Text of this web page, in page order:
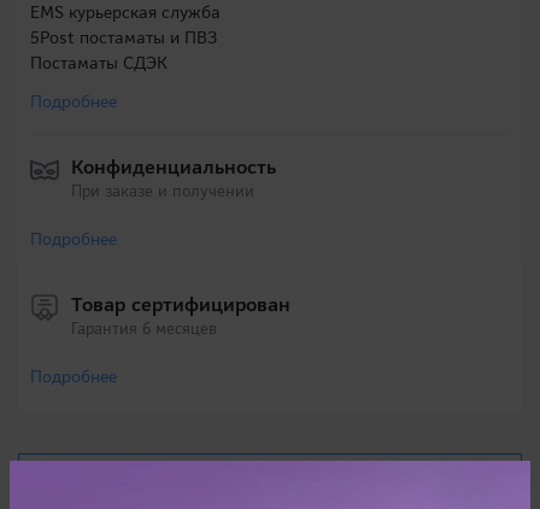
EMS курьерская служба
5Post постаматы и ПВЗ
Постаматы СДЭК
Подробнее
Конфиденциальность
При заказе и получении
Подробнее
Товар сертифицирован
Гарантия 6 месяцев
Подробнее